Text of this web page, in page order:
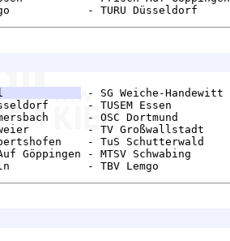
Kiel
- SG Weiche-
Düsseldorf      - TUSEM
- OSC
Hofweier         - TV
- TuS
Auf Göppingen - MTSV